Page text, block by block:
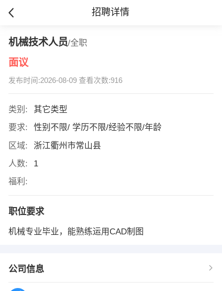
招聘详情
机械技术人员/全职
面议
发布时间:2026-08-09 查看次数:916
类别:
其它类型
要求:
性别不限/ 学历不限/经验不限/年龄
区域:
浙江衢州市常山县
人数:
1
福利:
职位要求
机械专业毕业，能熟练运用CAD制图
公司信息